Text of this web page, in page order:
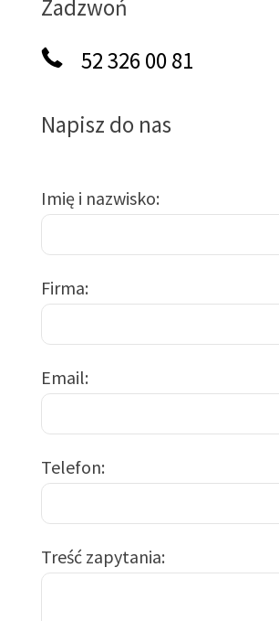
Zadzwoń
52 326 00 81
Napisz do nas
Imię i nazwisko
Firma
Email
Telefon
Treść zapytania